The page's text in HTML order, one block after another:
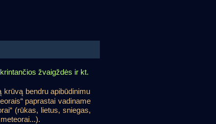
žvaigždės ir kt.
bendru apibūdinimu
paprastai vadiname
(rūkas, lietus, sniegas,